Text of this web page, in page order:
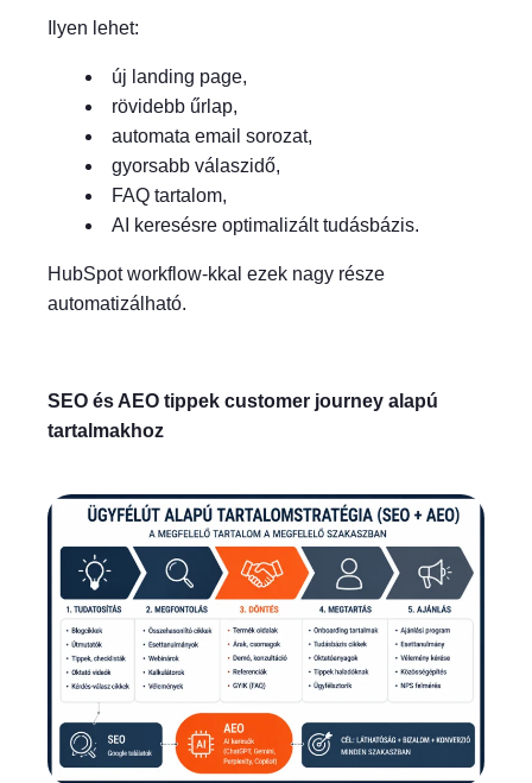
Ilyen lehet:
új landing page,
rövidebb űrlap,
automata email sorozat,
gyorsabb válaszidő,
FAQ tartalom,
AI keresésre optimalizált tudásbázis.
HubSpot workflow-kkal ezek nagy része
automatizálható.
SEO és AEO tippek customer journey alapú
tartalmakhoz